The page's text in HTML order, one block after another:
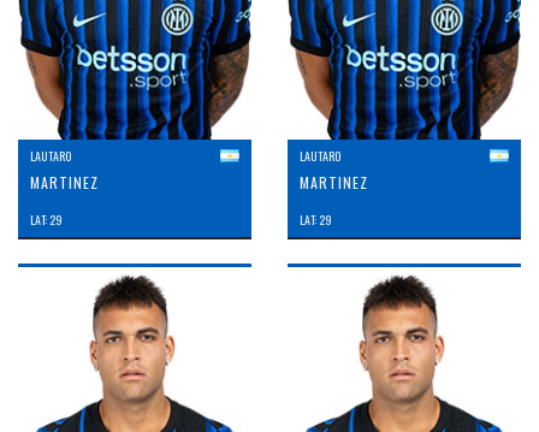
LAUTARO
MARTINEZ
LAT: 29
LAUTARO
MARTINEZ
LAT: 29